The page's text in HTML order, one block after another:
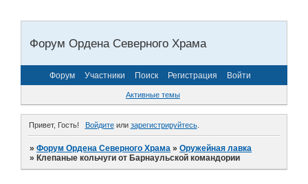
Форум Ордена Северного Храма
Форум Участники Поиск Регистрация Войти
Активные темы
Привет, Гость! Войдитеили зарегистрируйтесь.
»Форум Ордена Северного Храма »Оружейная лавка
»Клепаные кольчуги от Барнаульской командории